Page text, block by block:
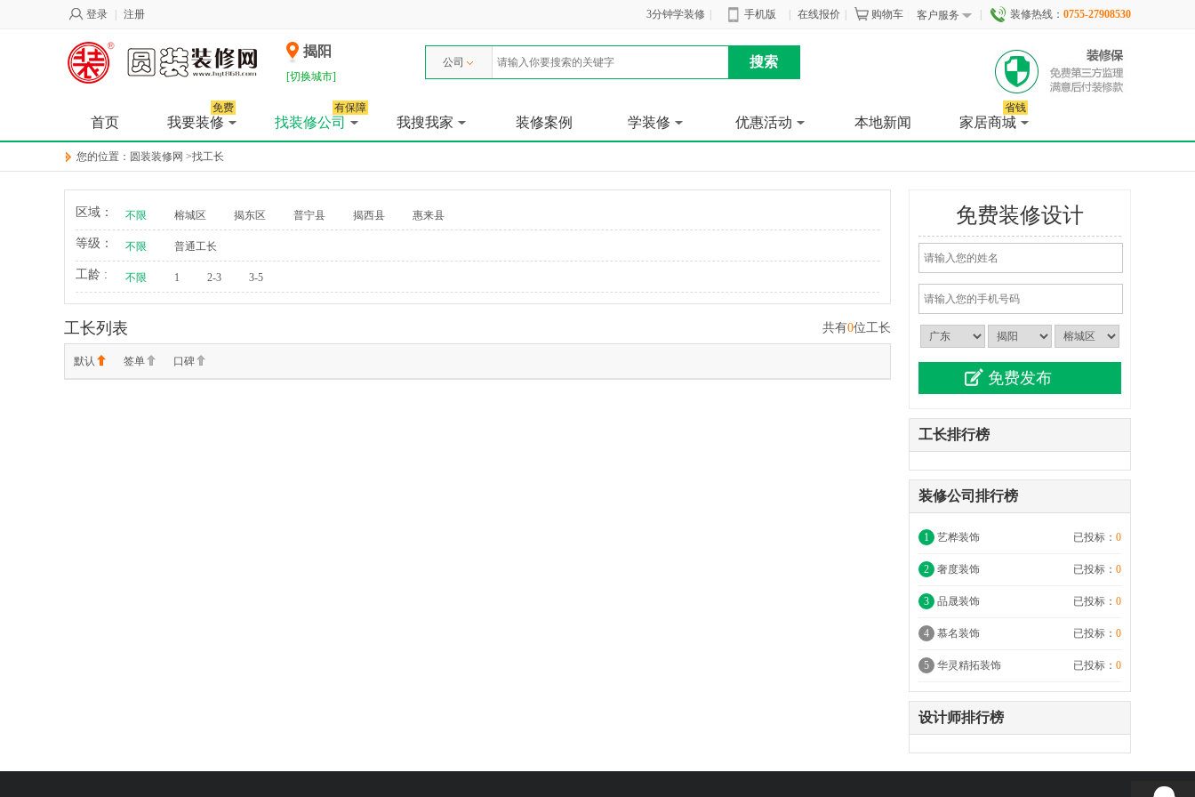
登录 注册 3分钟学装修 手机版 在线报价 购物车 客户服务 装修热线： 0755-27908530
揭阳
[切换城市]
公司
首页 我要装修
免费
找装修公司
有保障
我搜我家 装修案例 学装修 优惠活动 本地新闻 家居商城
省钱
您的位置： 圆装装修网 >找工长
区域： 不限 榕城区 揭东区 普宁县 揭西县 惠来县
等级： 不限 普通工长
工龄 : 不限 1 2-3 3-5
工长列表 共有0位工长
默认 签单 口碑
免费装修设计
工长排行榜
装修公司排行榜
1 艺桦装饰 已投标： 0
2 奢度装饰 已投标： 0
3 品晟装饰 已投标： 0
4 慕名装饰 已投标： 0
5 华灵精拓装饰 已投标： 0
设计师排行榜